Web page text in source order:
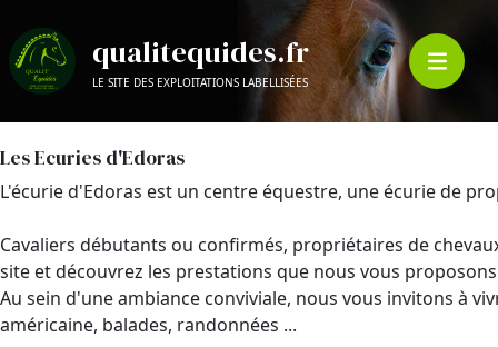
qualitequides.fr
LE SITE DES EXPLOITATIONS LABELLISÉES
Les Ecuries d'Edoras
L'écurie d'Edoras est un centre équestre, une écurie de
Cavaliers débutants ou confirmés, propriétaires de
site et découvrez les prestations que nous vous
Au sein d'une ambiance conviviale, nous vous invitons à
américaine, balades, randonnées ...